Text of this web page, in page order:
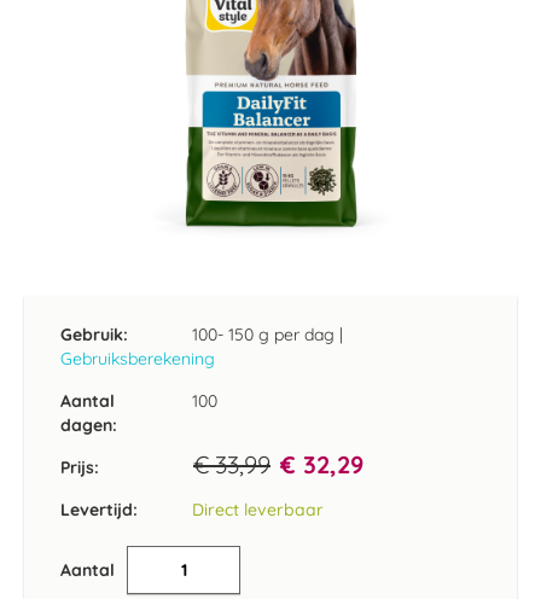
Gebruik: 100- 150 g per dag |
Gebruiksberekening
Aantal
dagen:
100
Prijs: € 33,99 € 32,29
Levertijd: Direct leverbaar
Aantal
begin
afbeeldingen-